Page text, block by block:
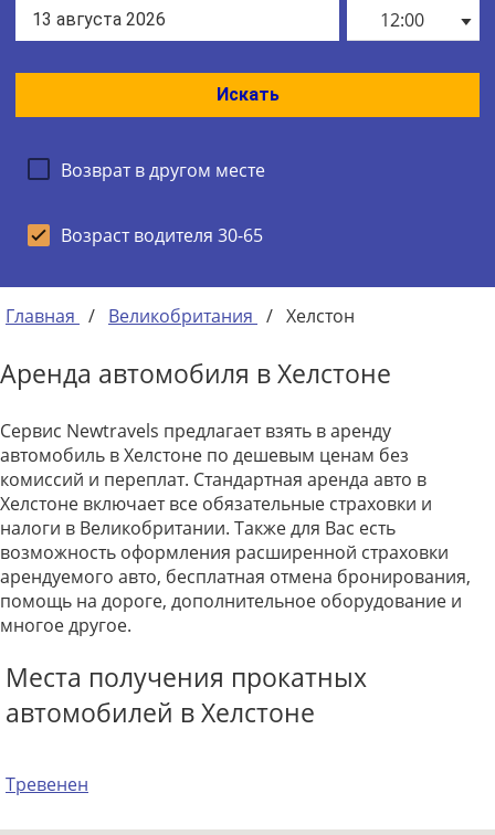
12:00
Искать
Возврат в другом месте
Возраст водителя 30-65
Главная / Великобритания / Хелстон
Аренда автомобиля в Хелстоне
Сервис Newtravels предлагает взять в аренду
автомобиль в Хелстоне по дешевым ценам без
комиссий и переплат. Стандартная аренда авто в
Хелстоне включает все обязательные страховки и
налоги в Великобритании. Также для Вас есть
возможность оформления расширенной страховки
арендуемого авто, бесплатная отмена бронирования,
помощь на дороге, дополнительное оборудование и
многое другое.
Места получения прокатных
автомобилей в Хелстоне
Тревенен